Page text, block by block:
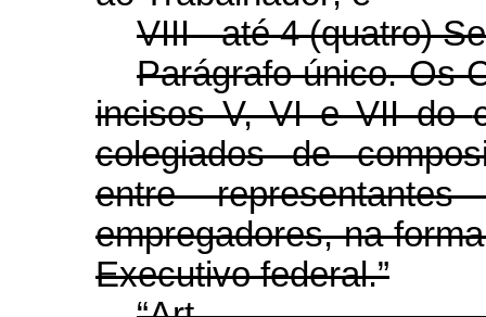
VIII - até 4 (quatro)
Parágrafo único. Os
incisos V, VI e VII do
colegiados de
entre
empregadores, na
Executivo federal.”